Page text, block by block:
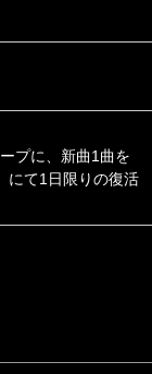
プに、新曲1曲を
にて1日限りの復活